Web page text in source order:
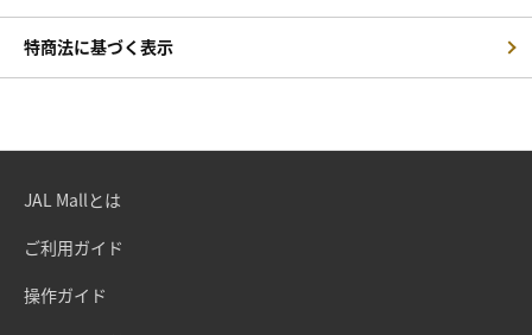
特商法に基づく表示
JAL Mallとは
ご利用ガイド
操作ガイド